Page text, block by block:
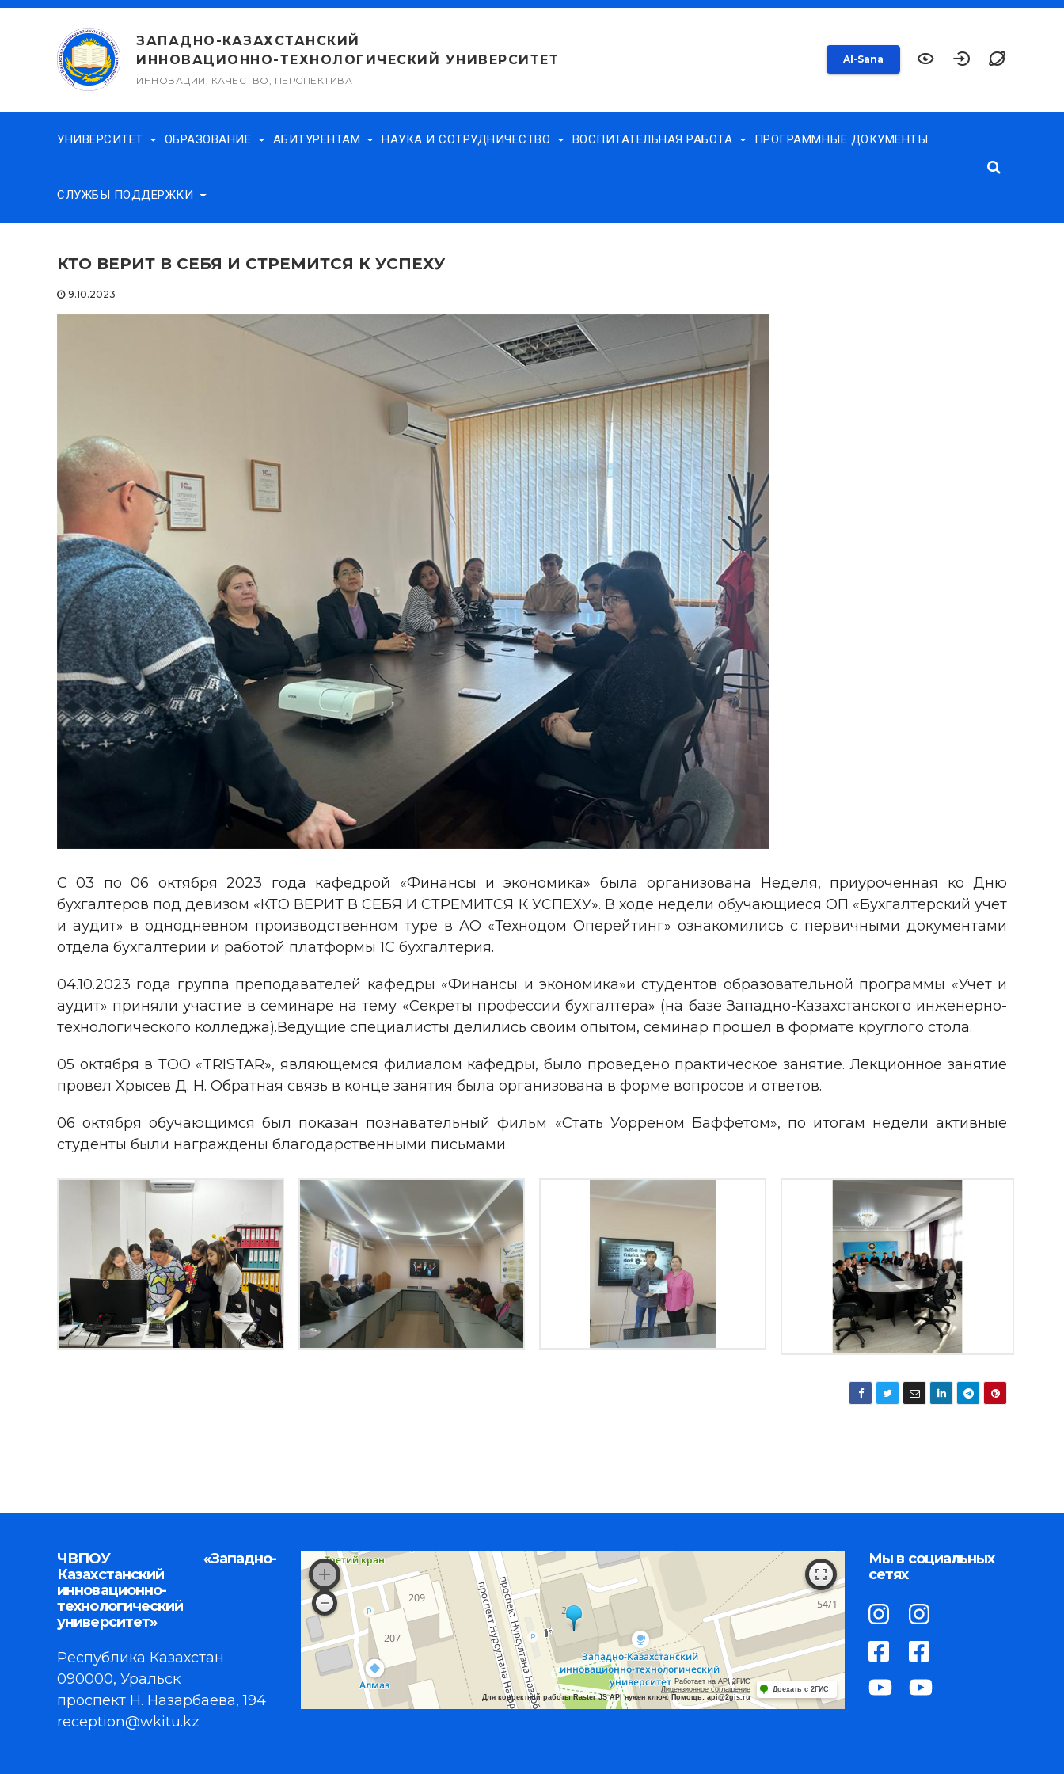
Перейти
содержимому
ЗАПАДНО-КАЗАХСТАНСКИЙ
ИННОВАЦИОННО-ТЕХНОЛОГИЧЕСКИЙ УНИВЕРСИТЕТ
ИННОВАЦИИ, КАЧЕСТВО, ПЕРСПЕКТИВА
AI-Sana
УНИВЕРСИТЕТ ОБРАЗОВАНИЕ АБИТУРЕНТАМ НАУКА И СОТРУДНИЧЕСТВО ВОСПИТАТЕЛЬНАЯ РАБОТА ПРОГРАММНЫЕ ДОКУМЕНТЫ
СЛУЖБЫ ПОДДЕРЖКИ
КТО ВЕРИТ В СЕБЯ И СТРЕМИТСЯ К УСПЕХУ
9.10.2023
С 03 по 06 октября 2023 года кафедрой «Финансы и экономика» была организована Неделя, приуроченная ко Дню
бухгалтеров под девизом «КТО ВЕРИТ В СЕБЯ И СТРЕМИТСЯ К УСПЕХУ». В ходе недели обучающиеся ОП «Бухгалтерский учет
и аудит» в однодневном производственном туре в АО «Технодом Оперейтинг» ознакомились с первичными документами
отдела бухгалтерии и работой платформы 1С бухгалтерия.
04.10.2023 года группа преподавателей кафедры «Финансы и экономика»и студентов образовательной программы «Учет и
аудит» приняли участие в семинаре на тему «Секреты профессии бухгалтера» (на базе Западно-Казахстанского инженерно-
технологического колледжа).Ведущие специалисты делились своим опытом, семинар прошел в формате круглого стола.
05 октября в ТОО «TRISTAR», являющемся филиалом кафедры, было проведено практическое занятие. Лекционное занятие
провел Хрысев Д. Н. Обратная связь в конце занятия была организована в форме вопросов и ответов.
06 октября обучающимся был показан познавательный фильм «Стать Уорреном Баффетом», по итогам недели активные
студенты были награждены благодарственными письмами.
ЧВПОУ «Западно-
Казахстанский
инновационно-
технологический
университет»
Республика Казахстан
090000, Уральск
проспект Н. Назарбаева, 194
reception@wkitu.kz
Работает на API 2ГИС
Лицензионное соглашение
Для корректной работы Raster JS API нужен ключ. Помощь: api@2gis.ru
Доехать с 2ГИС
Мы в социальных
сетях